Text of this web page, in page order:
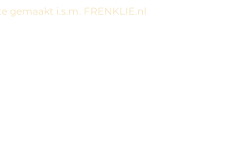
gemaakt i.s.m. FRENKLIE.nl